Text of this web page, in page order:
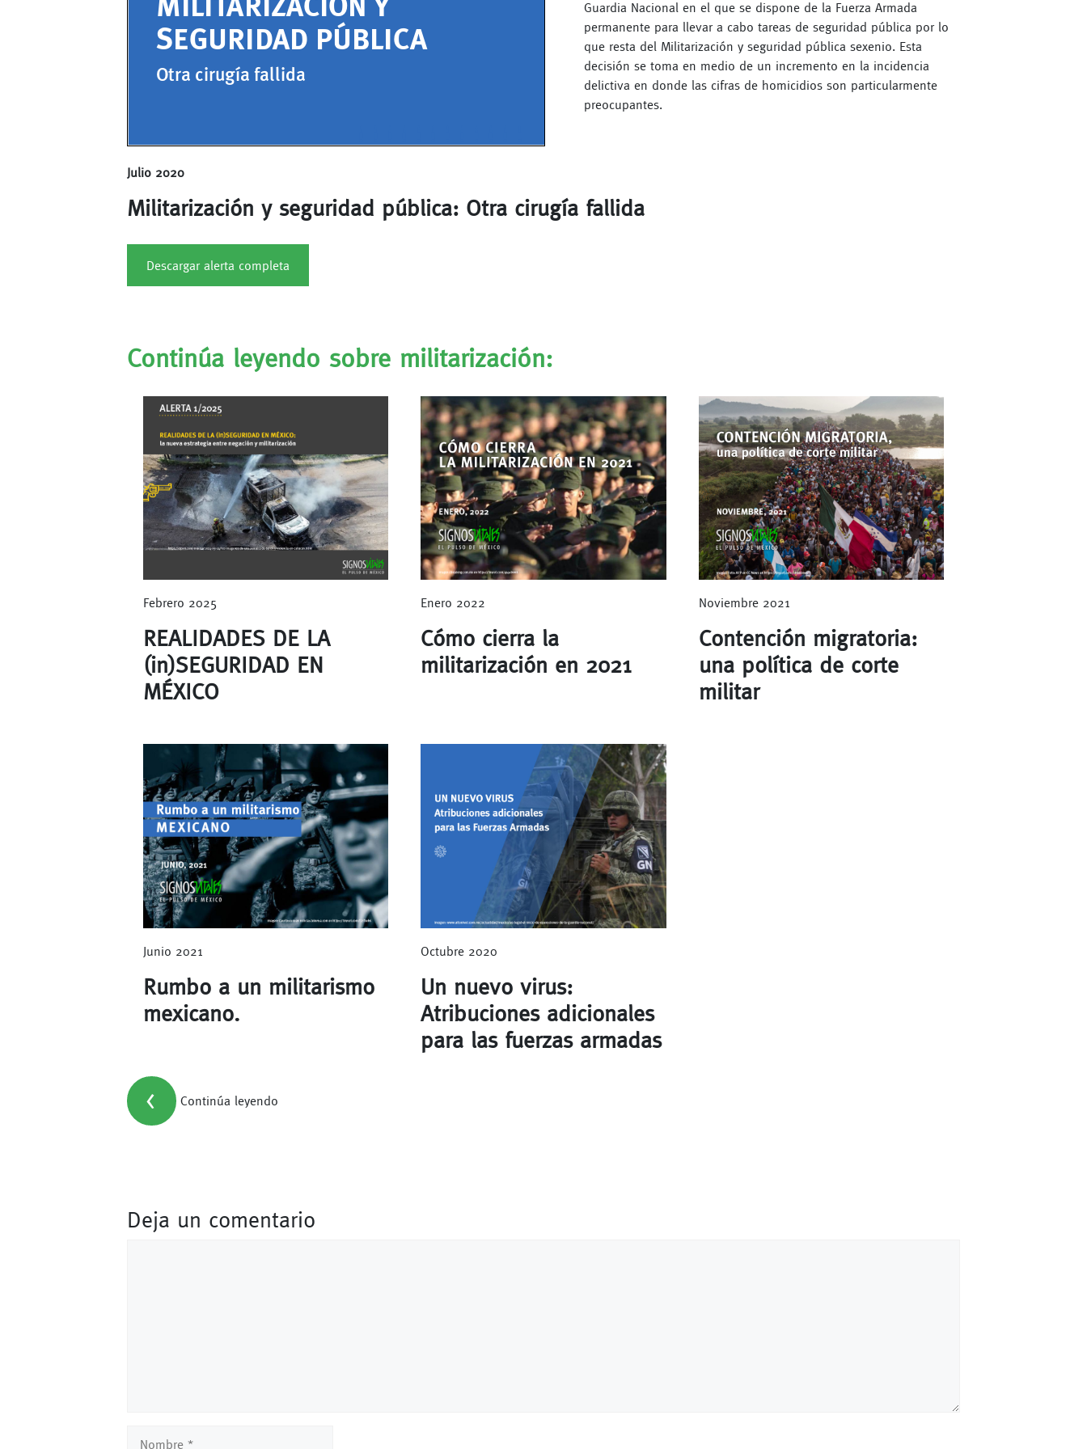
Guardia Nacional en el que se dispone de la Fuerza Armada
permanente para llevar a cabo tareas de seguridad pública por lo
que resta del Militarización y seguridad pública sexenio. Esta
decisión se toma en medio de un incremento en la incidencia
delictiva en donde las cifras de homicidios son particularmente
preocupantes.
Julio 2020
Militarización y seguridad pública: Otra cirugía fallida
Descargar alerta completa
Continúa leyendo sobre militarización:
Febrero 2025
REALIDADES DE LA
(in)SEGURIDAD EN
MÉXICO
Enero 2022
Cómo cierra la
militarización en 2021
Noviembre 2021
Contención migratoria:
una política de corte
militar
Junio 2021
Rumbo a un militarismo
mexicano.
Octubre 2020
Un nuevo virus:
Atribuciones adicionales
para las fuerzas armadas
< Continúa leyendo
Deja un comentario